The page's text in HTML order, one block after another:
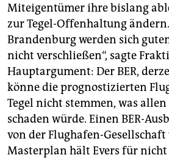
Miteigentümer ihre bislang
zur Tegel-Offenhaltung
Brandenburg werden sich
nicht verschließen“, sagte
Hauptargument: Der BER,
könne die prognostizierten
Tegel nicht stemmen, was
schaden würde. Einen BER-
von der Flughafen-
Masterplan hält Evers für nicht